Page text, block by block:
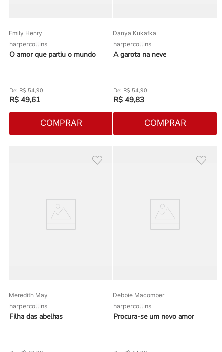
Emily Henry
harpercollins
O amor que partiu o mundo
R$ 54,90
R$ 49,61
COMPRAR
Danya Kukafka
harpercollins
A garota na neve
R$ 54,90
R$ 49,83
COMPRAR
Meredith May
harpercollins
Filha das abelhas
Debbie Macomber
harpercollins
Procura-se um novo amor